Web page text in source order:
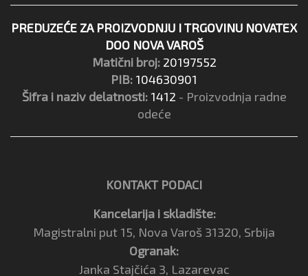
PREDUZEĆE ZA PROIZVODNJU I TRGOVINU NOVATEX
DOO NOVA VAROŠ
Matični broj: 20197552
PIB: 104630901
Šifra i naziv delatnosti: 1412 - Proizvodnja radne
odeće
KONTAKT PODACI
Kancelarija i skladište:
Magistralni put 15, Nova Varoš 31320, Srbija
Ogranak:
Janka Stajčića 3, Lazarevac